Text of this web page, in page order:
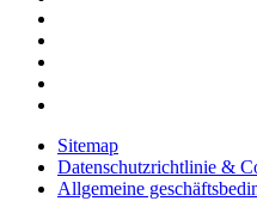
Sitemap
Datenschutzrichtlinie &
Allgemeine